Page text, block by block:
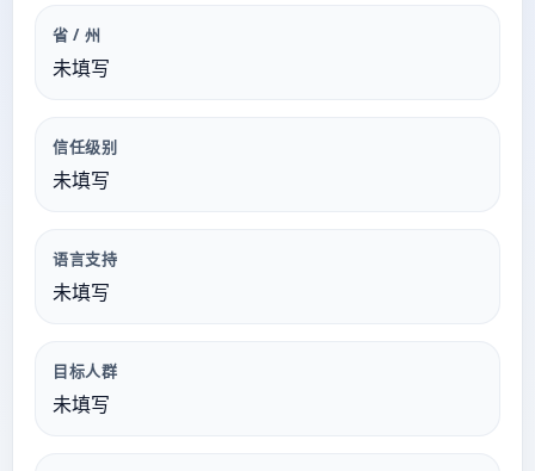
省 / 州
未填写
信任级别
未填写
语言支持
未填写
目标人群
未填写